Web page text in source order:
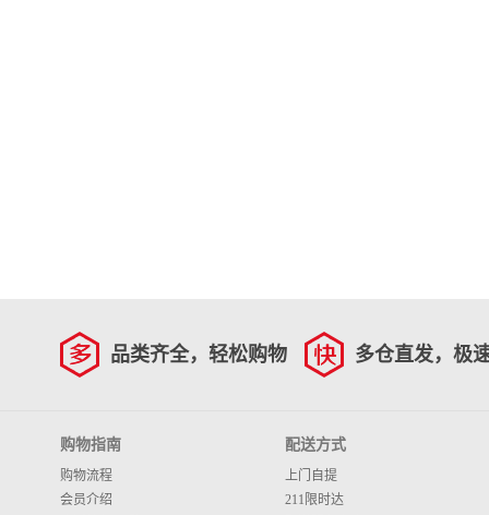
品类齐全，轻松购物 多仓直发，极
购物指南
购物流程
会员介绍
配送方式
上门自提
211限时达